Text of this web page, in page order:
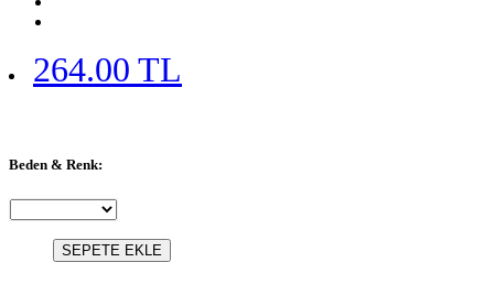
264.00 TL
Beden & Renk:
SEPETE EKLE